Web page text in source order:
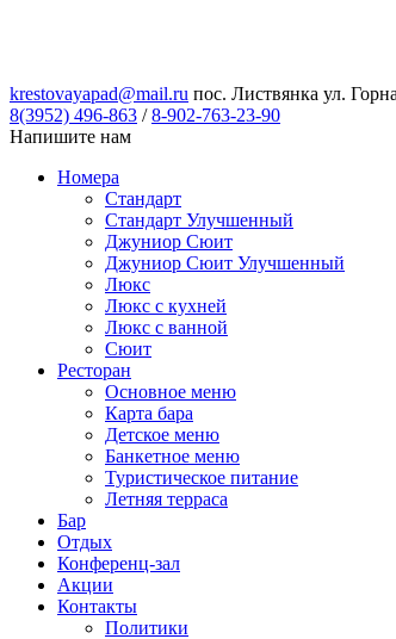
krestovayapad@mail.ru пос. Листвянка ул.
8(3952) 496-863 / 8-902-763-23-90
Напишите нам
Номера
Стандарт
Стандарт Улучшенный
Джуниор Сюит
Джуниор Сюит Улучшенный
Люкс
Люкс с кухней
Люкс с ванной
Сюит
Ресторан
Основное меню
Карта бара
Детское меню
Банкетное меню
Туристическое питание
Летняя терраса
Бар
Отдых
Конференц-зал
Акции
Контакты
Политики